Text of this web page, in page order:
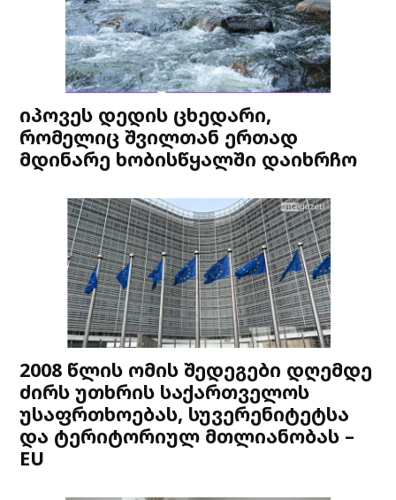
იპოვეს დედის ცხედარი,
რომელიც შვილთან ერთად
მდინარე ხობისწყალში დაიხრჩო
2008 წლის ომის შედეგები დღემდე
ძირს უთხრის საქართველოს
უსაფრთხოებას, სუვერენიტეტსა
და ტერიტორიულ მთლიანობას –
EU